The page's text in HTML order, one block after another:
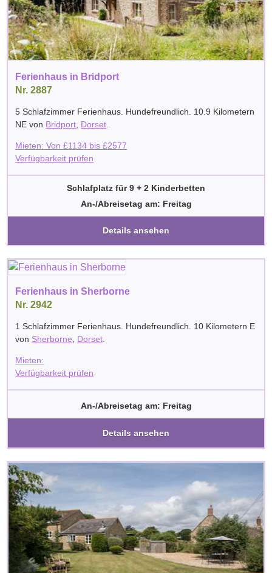
Ferienhaus in Bridport
Nr. 2887
5 Schlafzimmer Ferienhaus. Hundefreundlich. 10.9 Kilometern
NE von Bridport Dorset
Mieten: Von£1134 bis£2577
Verfügbarkeit prüfen
Schlafplatz für 9 + 2 Kinderbetten
An-/Abreisetag am: Freitag
Details ansehen
Ferienhaus in Sherborne
Nr. 2942
1 Schlafzimmer Ferienhaus. Hundefreundlich. 10 Kilometern E
von Sherborne Dorset
Mieten:
Verfügbarkeit prüfen
An-/Abreisetag am: Freitag
Details ansehen